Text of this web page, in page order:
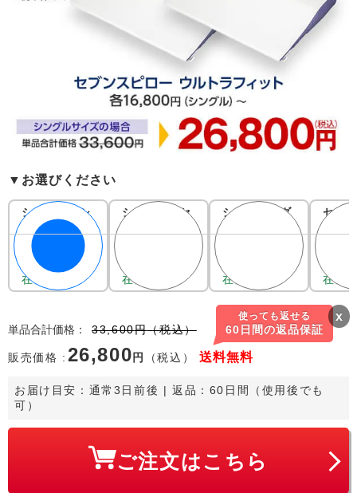
▼お選びください
シングル×シ
ングル
33,600
在庫あり。
シングル×セ
在庫あり。
シングル×ダ
在庫あり。
セミ
在庫
単品合計価格 ：33,600円（税込）
販売価格 : 26,800 円 （税込） 送料無料
使っても返せる
60日間の返品保証
x
お届け目安： 通常3日前後 | 返品：60日間（使用後でも
可）
ご注文はこちら